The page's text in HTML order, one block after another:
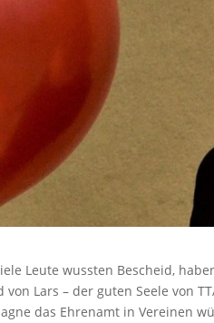
Leute wussten Bescheid,
Lars – der guten Seele von
das Ehrenamt in Vereinen